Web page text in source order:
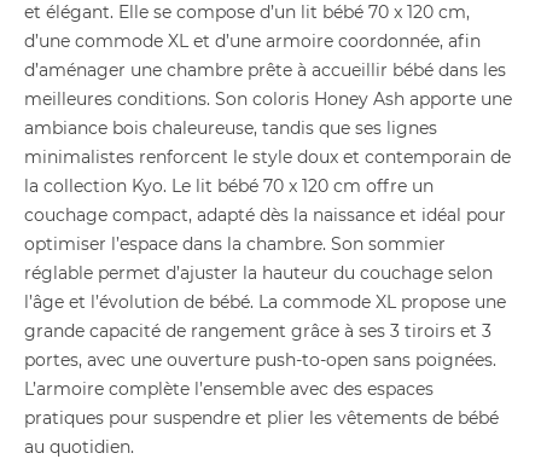
et élégant. Elle se compose d’un lit bébé 70 x 120 cm,
d’une commode XL et d’une armoire coordonnée, afin
d’aménager une chambre prête à accueillir bébé dans les
meilleures conditions. Son coloris Honey Ash apporte une
ambiance bois chaleureuse, tandis que ses lignes
minimalistes renforcent le style doux et contemporain de
la collection Kyo. Le lit bébé 70 x 120 cm offre un
couchage compact, adapté dès la naissance et idéal pour
optimiser l’espace dans la chambre. Son sommier
réglable permet d’ajuster la hauteur du couchage selon
l’âge et l’évolution de bébé. La commode XL propose une
grande capacité de rangement grâce à ses 3 tiroirs et 3
portes, avec une ouverture push-to-open sans poignées.
L’armoire complète l’ensemble avec des espaces
pratiques pour suspendre et plier les vêtements de bébé
au quotidien.